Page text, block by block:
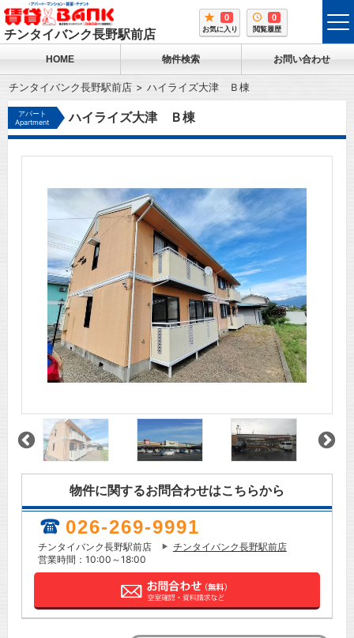
チンタイバンク長野駅前店
0
お気に入り
0
閲覧履歴
HOME 物件検索 お問い合わせ
チンタイバンク長野駅前店 ハイライズ大津 Ｂ棟
アパート
Apartment
ハイライズ大津 Ｂ棟
物件に関するお問合わせはこちらから
026-269-9991
チンタイバンク長野駅前店
チンタイバンク長野駅前店
営業時間：10:00～18:00